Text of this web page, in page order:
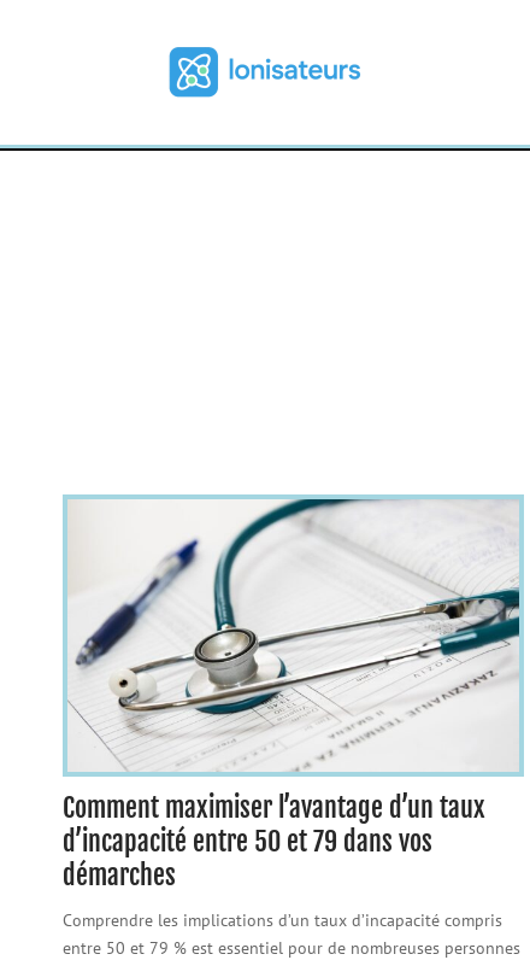
Comment maximiser l’avantage d’un taux
d’incapacité entre 50 et 79 dans vos
démarches
Comprendre les implications d’un taux d’incapacité compris
entre 50 et 79 % est essentiel pour de nombreuses personnes